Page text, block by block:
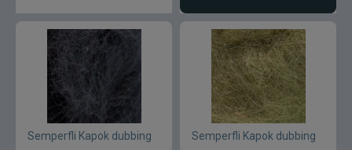
Semperfli Kapok dubbing Semperfli Kapok dubbing